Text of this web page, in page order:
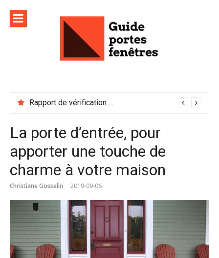
contenu
Rapport de vérification sécurité : à conserver précieusement
La porte d’entrée, pour
apporter une touche de
charme à votre maison
Christiane Gosselin 2019-09-06